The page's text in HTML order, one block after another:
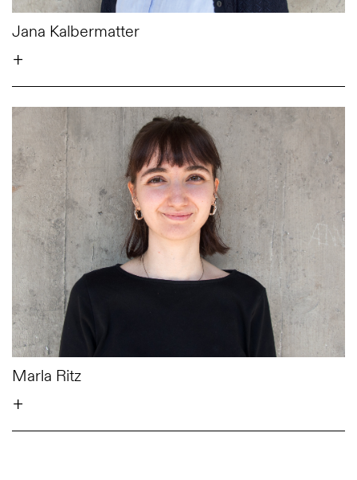
Jana Kalbermatter
+
Marla Ritz
+